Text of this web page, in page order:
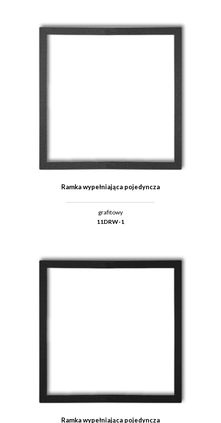
Ramka wypełniająca pojedyncza
grafitowy
11DRW-1
Ramka wypełniająca pojedyncza